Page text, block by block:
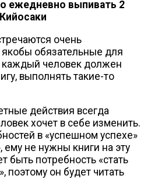
ежедневно выпивать 2
очень
якобы обязательные для
каждый человек должен
выполнять такие-то
действия всегда
хочет в себе изменить.
в «успешном успехе»
ему не нужны книги на эту
быть потребность «стать
он будет читать